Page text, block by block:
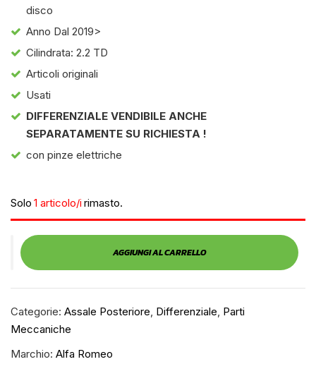
disco
Anno Dal 2019>
Cilindrata: 2.2 TD
Articoli originali
Usati
DIFFERENZIALE VENDIBILE ANCHE
SEPARATAMENTE SU RICHIESTA !
con pinze elettriche
Solo 1 articolo/i rimasto.
AGGIUNGI AL CARRELLO
Categorie: Assale Posteriore Differenziale Parti
Meccaniche
Marchio: Alfa Romeo